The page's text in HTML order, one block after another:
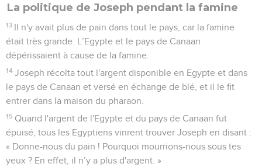
La politique de Joseph pendant la famine
13 Il n'y avait plus de pain dans tout le pays, car la famine
était très grande. L’Egypte et le pays de Canaan
dépérissaient à cause de la famine.
14 Joseph récolta tout l'argent disponible en Egypte et dans
le pays de Canaan et versé en échange de blé, et il le fit
entrer dans la maison du pharaon.
15 Quand l'argent de l'Egypte et du pays de Canaan fut
épuisé, tous les Egyptiens vinrent trouver Joseph en disant :
« Donne-nous du pain ! Pourquoi mourrions-nous sous tes
yeux ? En effet, il n’y a plus d'argent. »